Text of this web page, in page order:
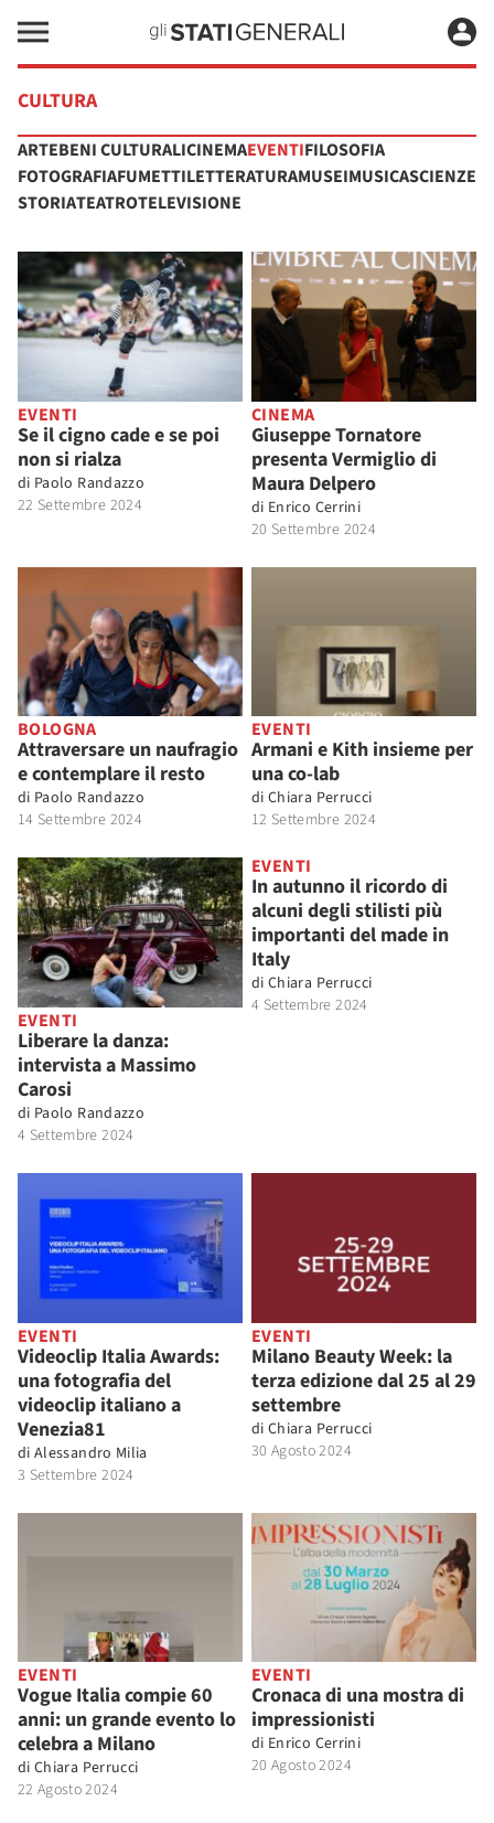
CULTURA
ARTEBENI CULTURALICINEMAEVENTIFILOSOFIA
FOTOGRAFIAFUMETTILETTERATURAMUSEIMUSICASCIENZE
STORIATEATROTELEVISIONE
EVENTI
Se il cigno cade e se poi
non si rialza
di Paolo Randazzo
22 Settembre 2024
CINEMA
Giuseppe Tornatore
presenta Vermiglio di
Maura Delpero
di Enrico Cerrini
20 Settembre 2024
BOLOGNA
Attraversare un naufragio
e contemplare il resto
di Paolo Randazzo
14 Settembre 2024
EVENTI
Armani e Kith insieme per
una co-lab
di Chiara Perrucci
12 Settembre 2024
EVENTI
Liberare la danza:
intervista a Massimo
Carosi
di Paolo Randazzo
4 Settembre 2024
EVENTI
In autunno il ricordo di
alcuni degli stilisti più
importanti del made in
Italy
di Chiara Perrucci
4 Settembre 2024
EVENTI
Videoclip Italia Awards:
una fotografia del
videoclip italiano a
Venezia81
di Alessandro Milia
3 Settembre 2024
EVENTI
Milano Beauty Week: la
terza edizione dal 25 al 29
settembre
di Chiara Perrucci
30 Agosto 2024
EVENTI
Vogue Italia compie 60
anni: un grande evento lo
celebra a Milano
di Chiara Perrucci
22 Agosto 2024
EVENTI
Cronaca di una mostra di
impressionisti
di Enrico Cerrini
20 Agosto 2024